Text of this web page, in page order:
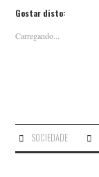
Gostar disto:
Carregando...
SOCIEDADE